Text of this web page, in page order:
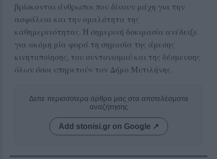
βρίσκονται άνθρωποι που δίνουν μάχη για την
ασφάλεια και την ομαλότητα της
καθημερινότητας. Η σημερινή δοκιμασία ανέδειξε
για ακόμη μία φορά τη σημασία της άμεσης
κινητοποίησης, του συντονισμού και της δέσμευσης
όλων όσοι υπηρετούν τον Δήμο Μυτιλήνης.
Δείτε περισσότερα άρθρα μας στα αποτελέσματα
αναζήτησης
Add stonisi.gr on Google ↗